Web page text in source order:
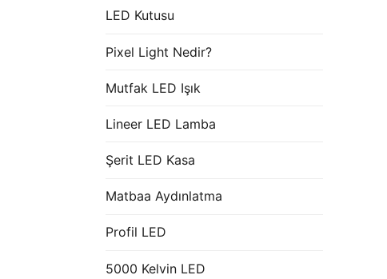
LED Kutusu
Pixel Light Nedir?
Mutfak LED Işık
Lineer LED Lamba
Şerit LED Kasa
Matbaa Aydınlatma
Profil LED
5000 Kelvin LED